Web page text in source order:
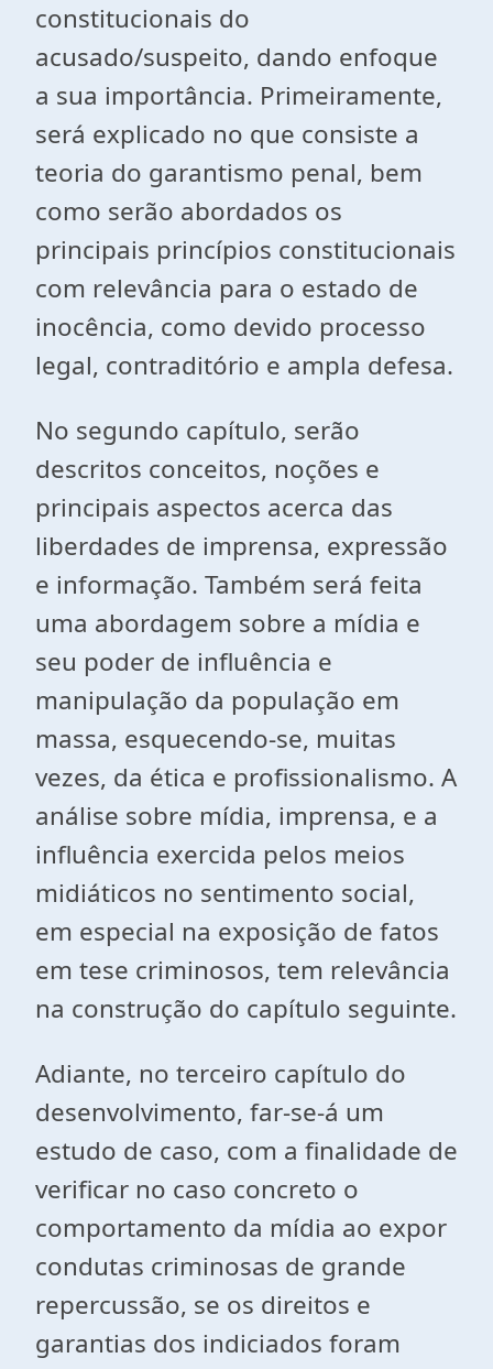
constitucionais do
acusado/suspeito, dando enfoque
a sua importância. Primeiramente,
será explicado no que consiste a
teoria do garantismo penal, bem
como serão abordados os
principais princípios constitucionais
com relevância para o estado de
inocência, como devido processo
legal, contraditório e ampla defesa.
No segundo capítulo, serão
descritos conceitos, noções e
principais aspectos acerca das
liberdades de imprensa, expressão
e informação. Também será feita
uma abordagem sobre a mídia e
seu poder de influência e
manipulação da população em
massa, esquecendo-se, muitas
vezes, da ética e profissionalismo. A
análise sobre mídia, imprensa, e a
influência exercida pelos meios
midiáticos no sentimento social,
em especial na exposição de fatos
em tese criminosos, tem relevância
na construção do capítulo seguinte.
Adiante, no terceiro capítulo do
desenvolvimento, far-se-á um
estudo de caso, com a finalidade de
verificar no caso concreto o
comportamento da mídia ao expor
condutas criminosas de grande
repercussão, se os direitos e
garantias dos indiciados foram